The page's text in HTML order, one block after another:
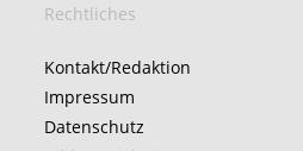
Rechtliches
Kontakt/Redaktion
Impressum
Datenschutz